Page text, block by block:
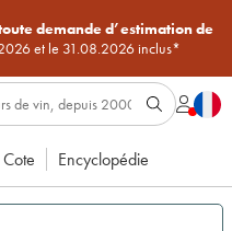
demande d’estimation de
et le 31.08.2026 inclus*
Cote Encyclopédie